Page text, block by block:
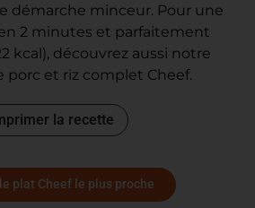
démarche minceur. Pour une
2 minutes et parfaitement
kcal), découvrez aussi notre
porc et riz complet Cheef.
la recette
plat Cheef le plus proche